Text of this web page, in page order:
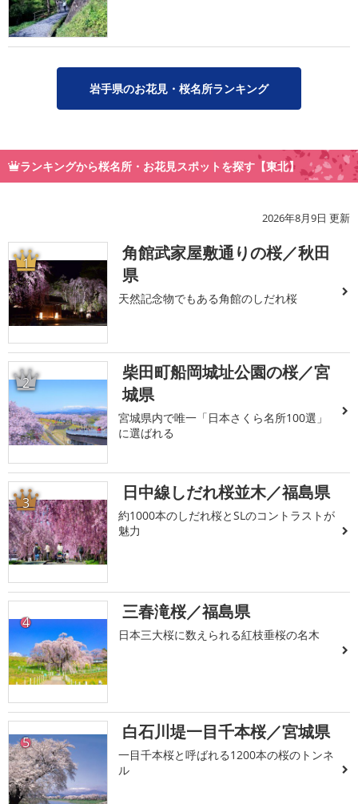
岩手県のお花見・桜名所ランキング
ランキングから桜名所・お花見スポットを探す【東北】
2026年8月9日 更新
1
角館武家屋敷通りの桜／秋田
県
天然記念物でもある角館のしだれ桜
2
柴田町船岡城址公園の桜／宮
城県
宮城県内で唯一「日本さくら名所100選」
に選ばれる
3 日中線しだれ桜並木／福島県
約1000本のしだれ桜とSLのコントラストが
魅力
4 三春滝桜／福島県
日本三大桜に数えられる紅枝垂桜の名木
5 白石川堤一目千本桜／宮城県
一目千本桜と呼ばれる1200本の桜のトンネ
ル